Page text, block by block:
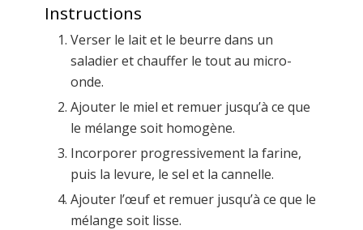
Instructions
Verser le lait et le beurre dans un
saladier et chauffer le tout au micro-
onde.
Ajouter le miel et remuer jusqu’à ce que
le mélange soit homogène.
Incorporer progressivement la farine,
puis la levure, le sel et la cannelle.
Ajouter l’œuf et remuer jusqu’à ce que le
mélange soit lisse.